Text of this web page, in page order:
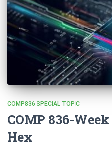
COMP836 SPECIAL TOPIC
COMP 836-
Hex